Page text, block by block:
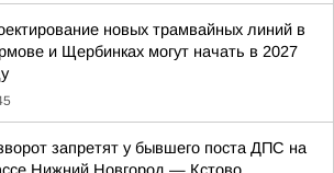
новых трамвайных линий в
и Щербинках могут начать в 2027
запретят у бывшего поста ДПС на